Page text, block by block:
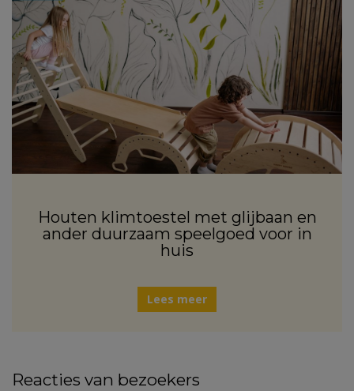
Houten klimtoestel met glijbaan en
ander duurzaam speelgoed voor in
huis
Lees meer
Reacties van bezoekers